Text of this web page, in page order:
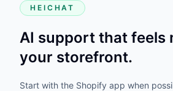
HEICHAT
AI support that feels
your storefront.
Start with the Shopify app when